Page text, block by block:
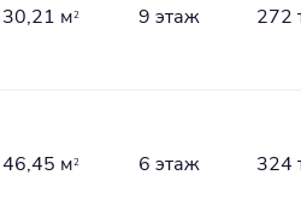
30,21 м2 9 этаж 272
46,45 м2 6 этаж 324